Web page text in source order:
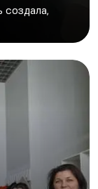
создала,